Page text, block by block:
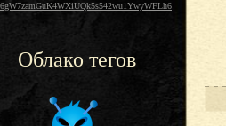
Облако тегов